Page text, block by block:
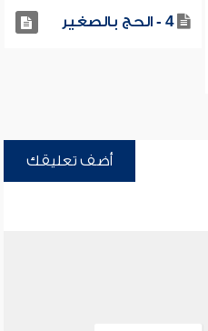
4 - الحج بالصغير
أضف تعليقك